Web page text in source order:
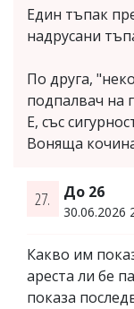
Един тъпак
надрусани
По друга,
подпалвач на
Е, със
Воняща
27. До 26
30.06.2026
Какво им
ареста ли бе
показа